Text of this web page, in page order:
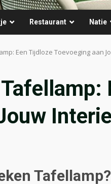
Restaurant Natie
Een Tijdloze Toevoeging aan
Tafellamp?